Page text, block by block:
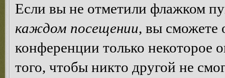
Если вы не отметили флажком
каждом посещении, вы сможете
конференции только некоторое
того, чтобы никто другой не